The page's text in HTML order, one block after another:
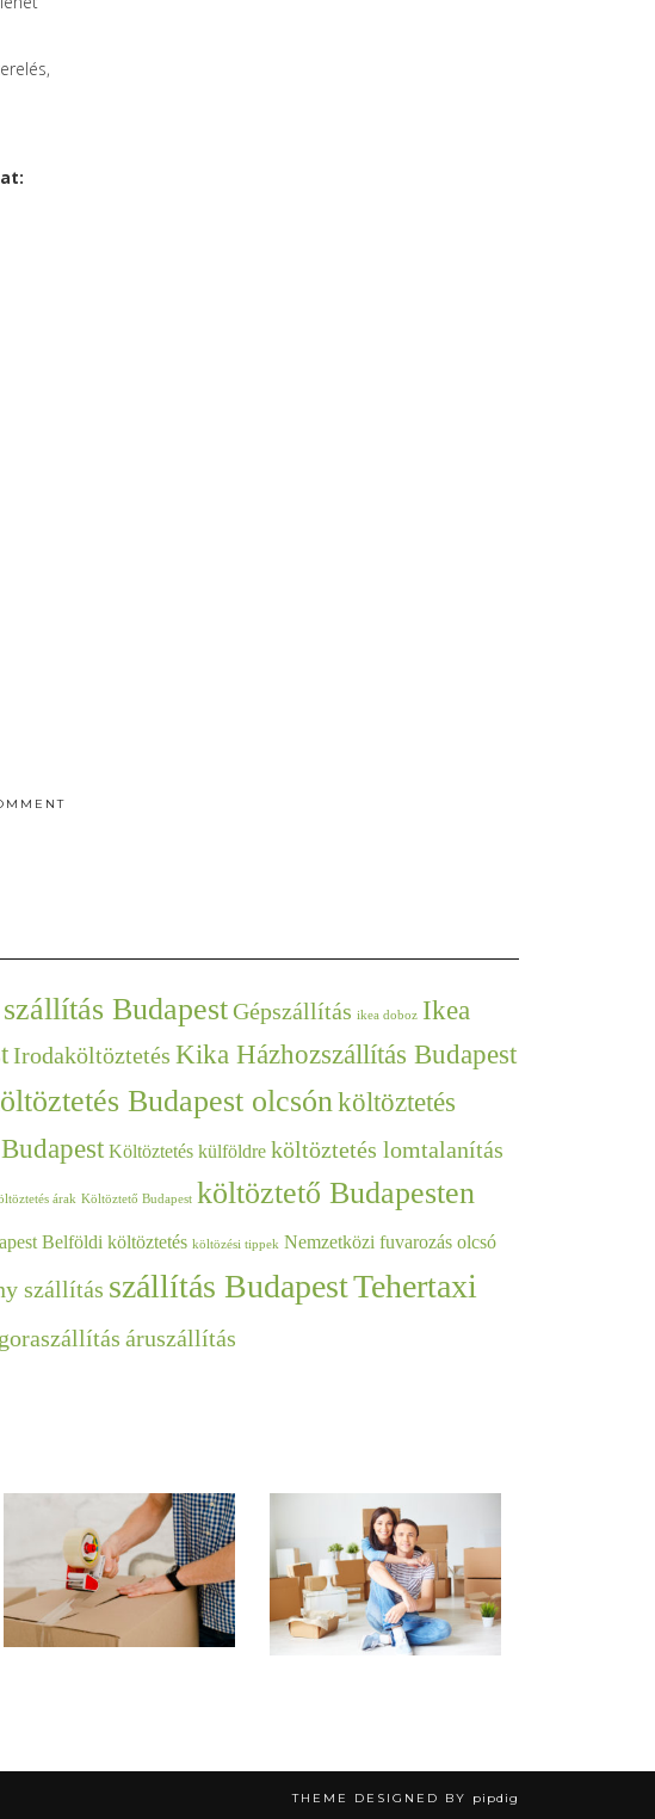
BudapestGépszállítás ikea doboz Ikea
Irodaköltöztetés Kika Házhozszállítás Budapest
Budapest olcsónköltöztetés
Költöztetés külföldre költöztetés lomtalanítás
árak Költöztető Budapest költöztető Budapesten
Belföldi költöztetés költözési tippek Nemzetközi fuvarozás olcsó
szállítás szállítás BudapestTehertaxi
áruszállítás
THEME DESIGNED BY pipdig